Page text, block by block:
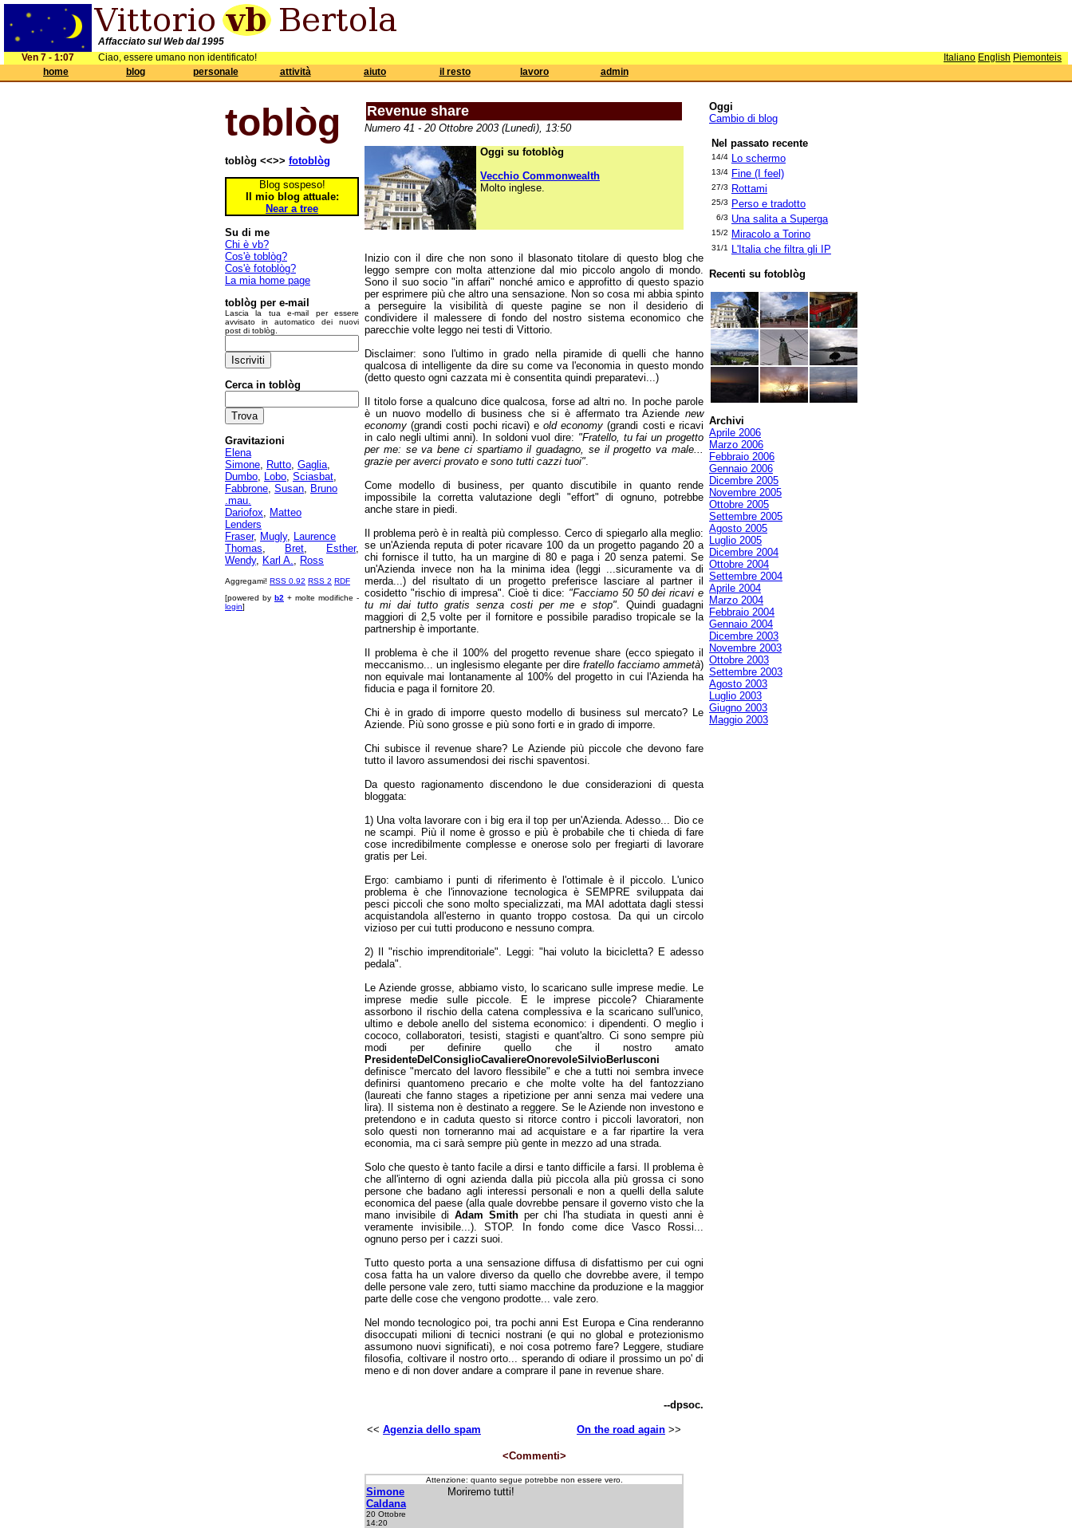
Affacciato sul Web dal 1995
Ven 7 - 1:07
Ciao, essere umano non identificato! Italiano English Piemonteis
home
blog personale attività aiuto il resto lavoro admin
toblòg
toblòg <<>> fotoblòg
Blog sospeso!
Il mio blog attuale:
Near a tree
Su di me
Chi è vb?
Cos'è toblòg?
Cos'è fotoblòg?
La mia home page
toblòg per e-mail
Lascia la tua e-mail per essere
avvisato in automatico dei nuovi
post di toblòg.
Cerca in toblòg
Gravitazioni
Elena
Simone, Rutto, Gaglia,
Dumbo, Lobo, Sciasbat,
Fabbrone, Susan, Bruno
.mau.
Dariofox, Matteo
Lenders
Fraser, Mugly, Laurence
Thomas, Bret, Esther,
Wendy, Karl A., Ross
Aggregami! RSS 0.92 RSS 2 RDF
[powered by b2 + molte modifiche -
login]
Revenue share
Numero 41 - 20 Ottobre 2003 (Lunedì), 13:50
Oggi su fotoblòg
Vecchio Commonwealth
Molto inglese.
Inizio con il dire che non sono il blasonato titolare di questo blog che
leggo sempre con molta attenzione dal mio piccolo angolo di mondo.
Sono il suo socio "in affari" nonché amico e approfitto di questo spazio
per esprimere più che altro una sensazione. Non so cosa mi abbia spinto
a perseguire la visibilità di queste pagine se non il desiderio di
condividere il malessere di fondo del nostro sistema economico che
parecchie volte leggo nei testi di Vittorio.
Disclaimer: sono l'ultimo in grado nella piramide di quelli che hanno
qualcosa di intelligente da dire su come va l'economia in questo mondo
(detto questo ogni cazzata mi è consentita quindi preparatevi...)
Il titolo forse a qualcuno dice qualcosa, forse ad altri no. In poche parole
è un nuovo modello di business che si è affermato tra Aziende new
economy (grandi costi pochi ricavi) eold economy (grandi costi e ricavi
in calo negli ultimi anni). In soldoni vuol dire: "Fratello, tu fai un progetto
per me: se va bene ci spartiamo il guadagno, se il progetto va male...
grazie per averci provato e sono tutti cazzi tuoi".
Come modello di business, per quanto discutibile in quanto rende
impossibile la corretta valutazione degli "effort" di ognuno, potrebbe
anche stare in piedi.
Il problema però è in realtà più complesso. Cerco di spiegarlo alla meglio:
se un'Azienda reputa di poter ricavare 100 da un progetto pagando 20 a
chi fornisce il tutto, ha un margine di 80 e paga i 20 senza patemi. Se
un'Azienda invece non ha la minima idea (leggi ...sicuramente va di
merda...) del risultato di un progetto preferisce lasciare al partner il
cosidetto "rischio di impresa". Cioè ti dice: "Facciamo 50 50 dei ricavi e
tu mi dai tutto gratis senza costi per me e stop". Quindi guadagni
maggiori di 2,5 volte per il fornitore e possibile paradiso tropicale se la
partnership è importante.
Il problema è che il 100% del progetto revenue share (ecco spiegato il
meccanismo... un inglesismo elegante per dire fratello facciamo ammetà)
non equivale mai lontanamente al 100% del progetto in cui l'Azienda ha
fiducia e paga il fornitore 20.
Chi è in grado di imporre questo modello di business sul mercato? Le
Aziende. Più sono grosse e più sono forti e in grado di imporre.
Chi subisce il revenue share? Le Aziende più piccole che devono fare
tutto il lavoro assumendosi dei rischi spaventosi.
Da questo ragionamento discendono le due considerazioni di questa
bloggata:
1) Una volta lavorare con i big era il top per un'Azienda. Adesso... Dio ce
ne scampi. Più il nome è grosso e più è probabile che ti chieda di fare
cose incredibilmente complesse e onerose solo per fregiarti di lavorare
gratis per Lei.
Ergo: cambiamo i punti di riferimento è l'ottimale è il piccolo. L'unico
problema è che l'innovazione tecnologica è SEMPRE sviluppata dai
pesci piccoli che sono molto specializzati, ma MAI adottata dagli stessi
acquistandola all'esterno in quanto troppo costosa. Da qui un circolo
vizioso per cui tutti producono e nessuno compra.
2) Il "rischio imprenditoriale". Leggi: "hai voluto la bicicletta? E adesso
pedala".
Le Aziende grosse, abbiamo visto, lo scaricano sulle imprese medie. Le
imprese medie sulle piccole. E le imprese piccole? Chiaramente
assorbono il rischio della catena complessiva e la scaricano sull'unico,
ultimo e debole anello del sistema economico: i dipendenti. O meglio i
cococo, collaboratori, tesisti, stagisti e quant'altro. Ci sono sempre più
modi per definire quello che il nostro amato
PresidenteDelConsiglioCavaliereOnorevoleSilvioBerlusconi
definisce "mercato del lavoro flessibile" e che a tutti noi sembra invece
definirsi quantomeno precario e che molte volte ha del fantozziano
(laureati che fanno stages a ripetizione per anni senza mai vedere una
lira). Il sistema non è destinato a reggere. Se le Aziende non investono e
pretendono e in caduta questo si ritorce contro i piccoli lavoratori, non
solo questi non torneranno mai ad acquistare e a far ripartire la vera
economia, ma ci sarà sempre più gente in mezzo ad una strada.
Solo che questo è tanto facile a dirsi e tanto difficile a farsi. Il problema è
che all'interno di ogni azienda dalla più piccola alla più grossa ci sono
persone che badano agli interessi personali e non a quelli della salute
economica del paese (alla quale dovrebbe pensare il governo visto che la
mano invisibile di Adam Smith per chi l'ha studiata in questi anni è
veramente invisibile...). STOP. In fondo come dice Vasco Rossi...
ognuno perso per i cazzi suoi.
Tutto questo porta a una sensazione diffusa di disfattismo per cui ogni
cosa fatta ha un valore diverso da quello che dovrebbe avere, il tempo
delle persone vale zero, tutti siamo macchine da produzione e la maggior
parte delle cose che vengono prodotte... vale zero.
Nel mondo tecnologico poi, tra pochi anni Est Europa e Cina renderanno
disoccupati milioni di tecnici nostrani (e qui no global e protezionismo
assumono nuovi significati), e noi cosa potremo fare? Leggere, studiare
filosofia, coltivare il nostro orto... sperando di odiare il prossimo un po' di
meno e di non dover andare a comprare il pane in revenue share.
--dpsoc.
<< Agenzia dello spam On the road again >>
<Commenti>
Attenzione: quanto segue potrebbe non essere vero.
Simone
Caldana
20 Ottobre
14:20
Moriremo tutti!
Oggi
Cambio di blog
Nel passato recente
14/4 Lo schermo
13/4 Fine (I feel)
27/3 Rottami
25/3 Perso e tradotto
6/3 Una salita a Superga
15/2 Miracolo a Torino
31/1 L'Italia che filtra gli IP
Recenti su fotoblòg
Archivi
Aprile 2006
Marzo 2006
Febbraio 2006
Gennaio 2006
Dicembre 2005
Novembre 2005
Ottobre 2005
Settembre 2005
Agosto 2005
Luglio 2005
Dicembre 2004
Ottobre 2004
Settembre 2004
Aprile 2004
Marzo 2004
Febbraio 2004
Gennaio 2004
Dicembre 2003
Novembre 2003
Ottobre 2003
Settembre 2003
Agosto 2003
Luglio 2003
Giugno 2003
Maggio 2003